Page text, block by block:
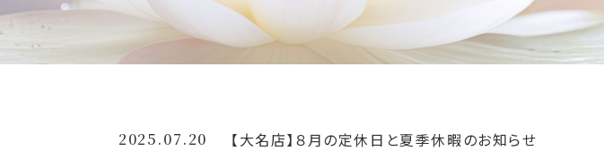
2025.07.20 【大名店】８月の定休日と夏季休暇のお知らせ